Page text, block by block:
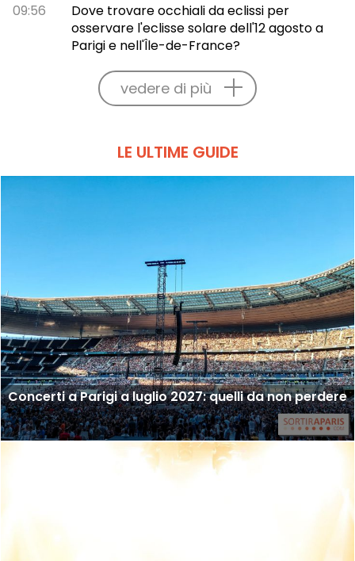
09:56
Dove trovare occhiali da eclissi per
osservare l'eclisse solare dell'12 agosto a
Parigi e nell'Île-de-France?
vedere di più
LE ULTIME GUIDE
Concerti a Parigi a luglio 2027: quelli da non perdere